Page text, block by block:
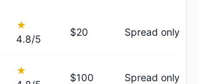
★
4.8/5
$20 Spread only
★
$100 Spread only